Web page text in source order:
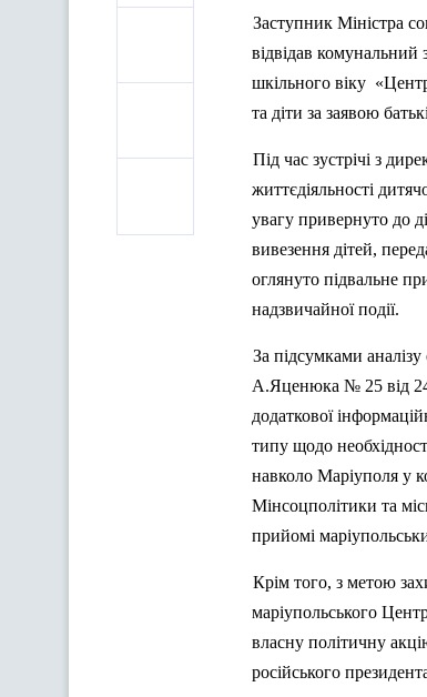
Заступник Міністра
відвідав
шкільного віку
та діти за заявою
Під час зустрічі з
життєдіяльності
увагу привернуто до
вивезення дітей,
оглянуто підвальне
надзвичайної події.
За підсумками
А.Яценюка № 25 від
додаткової
типу щодо
навколо Маріуполя у
Мінсоцполітики та
прийомі
Крім того, з метою
маріупольського
власну політичну
російського